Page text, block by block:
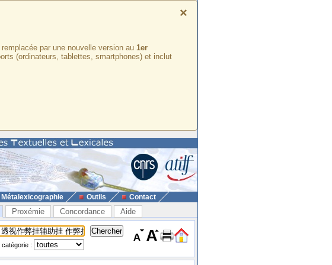
×
par une nouvelle version au 1er
(ordinateurs, tablettes, smartphones) et inclut
Métalexicographie Outils Contact
Proxémie Concordance Aide
catégorie :